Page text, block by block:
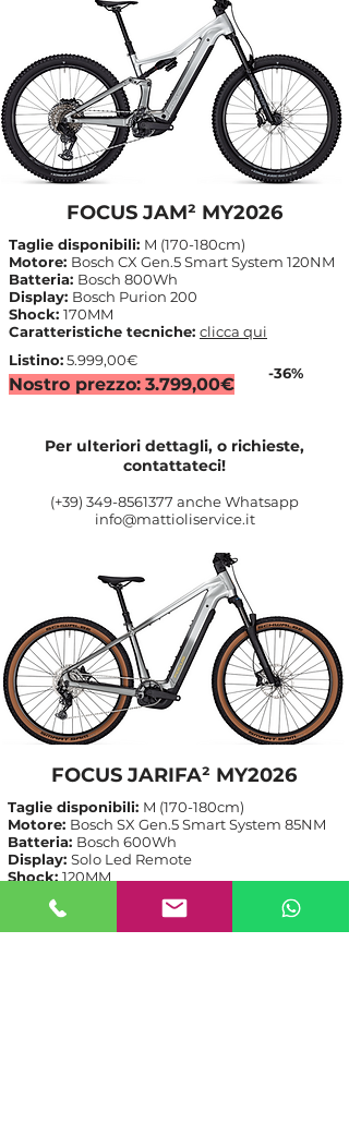
FOCUS JAM² MY2026
Taglie disponibili: M (170-180cm)
Motore: Bosch CX Gen.5 Smart System 120NM
Batteria: Bosch 800Wh
Display: Bosch Purion 200
Shock: 170MM
Caratteristiche tecniche: clicca qui
Listino:5.999,00€
-36%
Nostro prezzo: 3.799,00€
Per ulteriori dettagli, o richieste,
contattateci!
(+39) 349-8561377 anche Whatsapp
info@mattioliservice.it
Taglie disponibili: M (170-180cm)
Motore: Bosch SX Gen.5 Smart System 85NM
Batteria: Bosch 600Wh
Display: Solo Led Remote
Shock: 120MM
FOCUS JARIFA² MY2026
Listino:2.999,00€
-30%